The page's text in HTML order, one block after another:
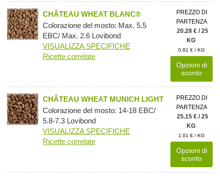
CHÂTEAU WHEAT BLANC®
Colorazione del mosto: Max. 5.5
EBC/ Max. 2.6 Lovibond
VISUALIZZA SPECIFICHE
Ricette correlate
PREZZO DI
PARTENZA
20.28 € / 25
KG
0.81 € / KG
Opzioni di
sconto
CHÂTEAU WHEAT MUNICH LIGHT
Colorazione del mosto: 14-18 EBC/
5.8-7.3 Lovibond
VISUALIZZA SPECIFICHE
Ricette correlate
PREZZO DI
PARTENZA
25.15 € / 25
KG
1.01 € / KG
Opzioni di
sconto